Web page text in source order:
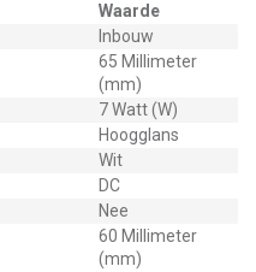
Waarde
Inbouw
65 Millimeter
(mm)
7 Watt (W)
Hoogglans
Wit
DC
Nee
60 Millimeter
(mm)